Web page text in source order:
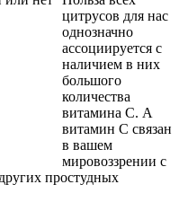
цитрусов для нас
однозначно
ассоциируется с
наличием в них
большого
количества
витамина С. А
витамин С связан
в вашем
мировоззрении с
простудных